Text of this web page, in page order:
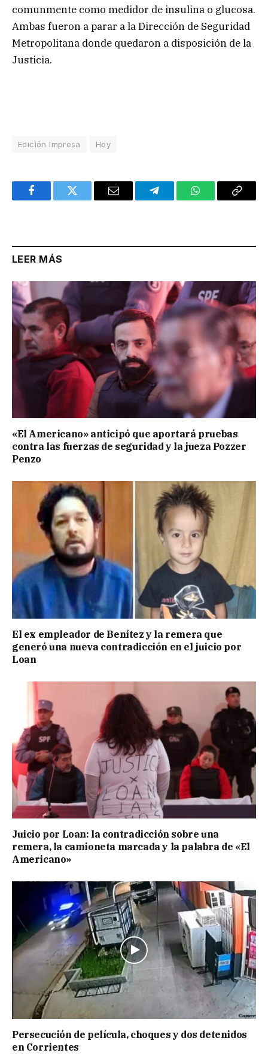
comunmente como medidor de insulina o glucosa.
Ambas fueron a parar a la Dirección de Seguridad
Metropolitana donde quedaron a disposición de la
Justicia.
Edición Impresa Hoy
FacebookTwitter Email TelegramWhatsAppCopy
LEER MÁS
«El Americano» anticipó que aportará pruebas
contra las fuerzas de seguridad y la jueza Pozzer
Penzo
El ex empleador de Benítez y la remera que
generó una nueva contradicción en el juicio por
Loan
Juicio por Loan: la contradicción sobre una
remera, la camioneta marcada y la palabra de «El
Americano»
Persecución de película, choques y dos detenidos
en Corrientes